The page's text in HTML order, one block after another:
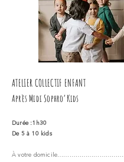
ATELIER COLLECTIF ENFANT
Après Midi Sophro’Kids
Durée :1h30
De 5 à 10 kids
À votre